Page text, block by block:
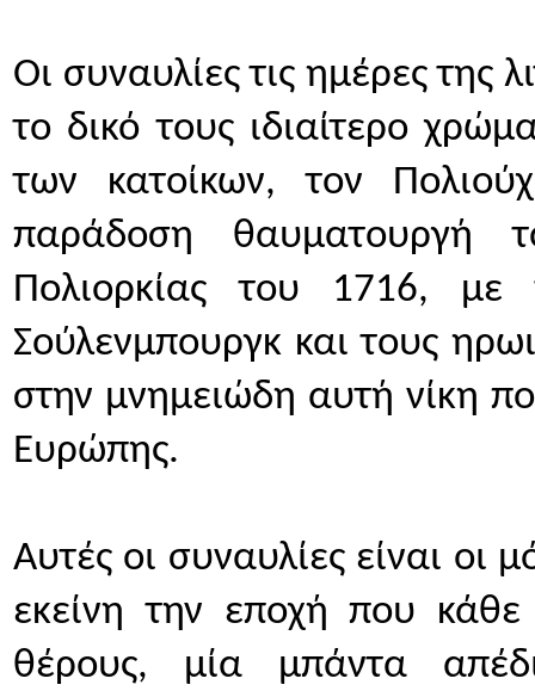
Οι συναυλίες τις ημέρες της
το δικό τους ιδιαίτερο
των κατοίκων, τον
παράδοση θαυματουργή
Πολιορκίας του 1716,
Σούλενμπουργκ και τους
στην μνημειώδη αυτή νίκη
Ευρώπης.
Αυτές οι συναυλίες είναι οι
εκείνη την εποχή που
θέρους, μία μπάντα